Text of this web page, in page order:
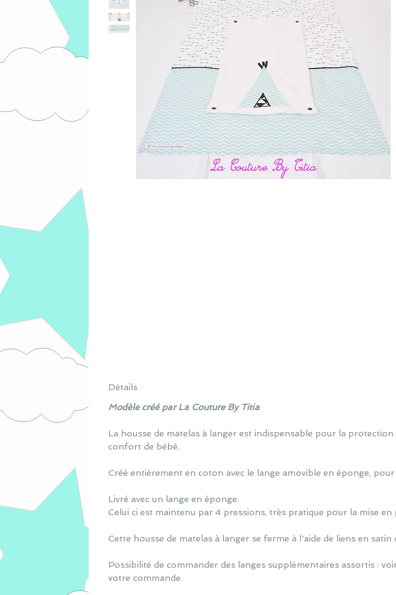
Détails
Modèle créé par La Couture By Titia
La housse de matelas à langer est indispensable pour la
confort de bébé.
Créé entièrement en coton avec le lange amovible en éponge, pour
Livré avec un lange en éponge.
Celui ci est maintenu par 4 pressions, très pratique pour la mise en
Cette housse de matelas à langer se ferme à l'aide de liens en satin
Possibilité de commander des langes supplémentaires assortis :
votre commande.